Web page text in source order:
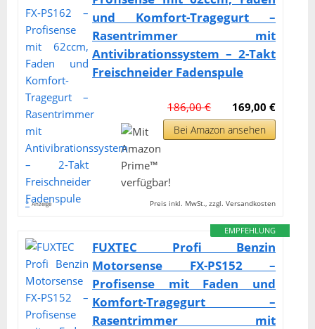
und Komfort-Tragegurt –
Rasentrimmer mit
Antivibrationssystem – 2-Takt
Freischneider Fadenspule
169,00 €
186,00 €
Bei Amazon ansehen
* Anzeige Preis inkl. MwSt., zzgl. Versandkosten
EMPFEHLUNG
FUXTEC Profi Benzin
Motorsense FX-PS152 –
Profisense mit Faden und
Komfort-Tragegurt –
Rasentrimmer mit